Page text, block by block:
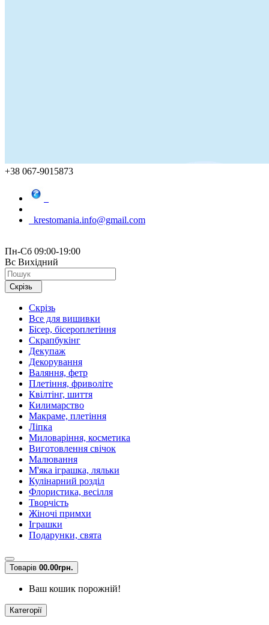
+38 067-9015873
krestomania.info@gmail.com
Пн-Сб 09:00-19:00
Вс Вихідний
Скрізь
Скрізь
Все для вишивки
Бісер, бісероплетіння
Скрапбукінг
Декупаж
Декорування
Валяння, фетр
Плетіння, фриволіте
Квілтінг, шиття
Килимарство
Макраме, плетіння
Ліпка
Миловаріння, косметика
Виготовлення свічок
Малювання
М'яка іграшка, ляльки
Кулінарний розділ
Флористика, весілля
Творчість
Жіночі примхи
Іграшки
Подарунки, свята
Товарів 00.00грн.
Ваш кошик порожній!
Категорії